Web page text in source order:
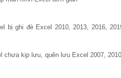
bị ghi đè Excel 2010, 2013, 2016,
chưa kịp lưu, quên lưu Excel 2007,